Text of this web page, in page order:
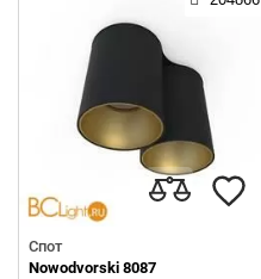
Спот
Nowodvorski 8087